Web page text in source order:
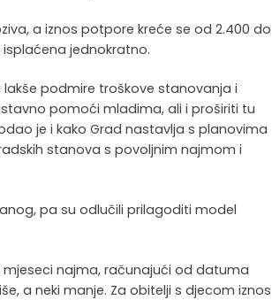
a iznos potpore kreće se od 2.400 do
isplaćena jednokratno.
podmire troškove stanovanja i
pomoći mladima, ali i proširiti tu
je i kako Grad nastavlja s planovima
stanova s povoljnim najmom i
pa su odlučili prilagoditi model
mjeseci najma, računajući od datuma
a neki manje. Za obitelji s djecom iznos